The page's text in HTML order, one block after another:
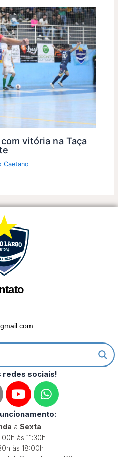
vitória na Taça
Caetano
redes sociais!
Y
o
u
t
u
b
W
h
a
a Sexta
às 11:30h
às 18:00h